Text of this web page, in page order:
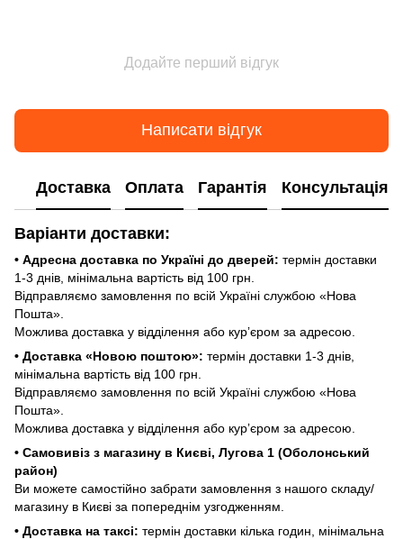
Додайте перший відгук
Написати відгук
Доставка Оплата Гарантія Консультація
Варіанти доставки:
• Адресна доставка по Україні до дверей: термін доставки
1-3 днів, мінімальна вартість від 100 грн.
Відправляємо замовлення по всій Україні службою «Нова
Пошта».
Можлива доставка у відділення або курʼєром за адресою.
• Доставка «Новою поштою»: термін доставки 1-3 днів,
мінімальна вартість від 100 грн.
Відправляємо замовлення по всій Україні службою «Нова
Пошта».
Можлива доставка у відділення або курʼєром за адресою.
• Самовивіз з магазину в Києві, Лугова 1 (Оболонський
район)
Ви можете самостійно забрати замовлення з нашого складу/
магазину в Києві за попереднім узгодженням.
• Доставка на таксі: термін доставки кілька годин, мінімальна